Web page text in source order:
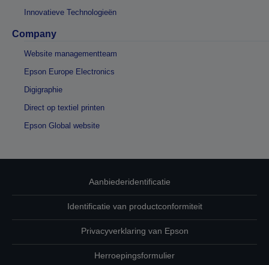
Innovatieve Technologieën
Company
Website managementteam
Epson Europe Electronics
Digigraphie
Direct op textiel printen
Epson Global website
Aanbiederidentificatie
Identificatie van productconformiteit
Privacyverklaring van Epson
Herroepingsformulier